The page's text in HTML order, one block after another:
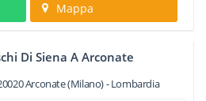
Mappa
Di Siena A Arconate
Arconate(Milano) -Lombardia